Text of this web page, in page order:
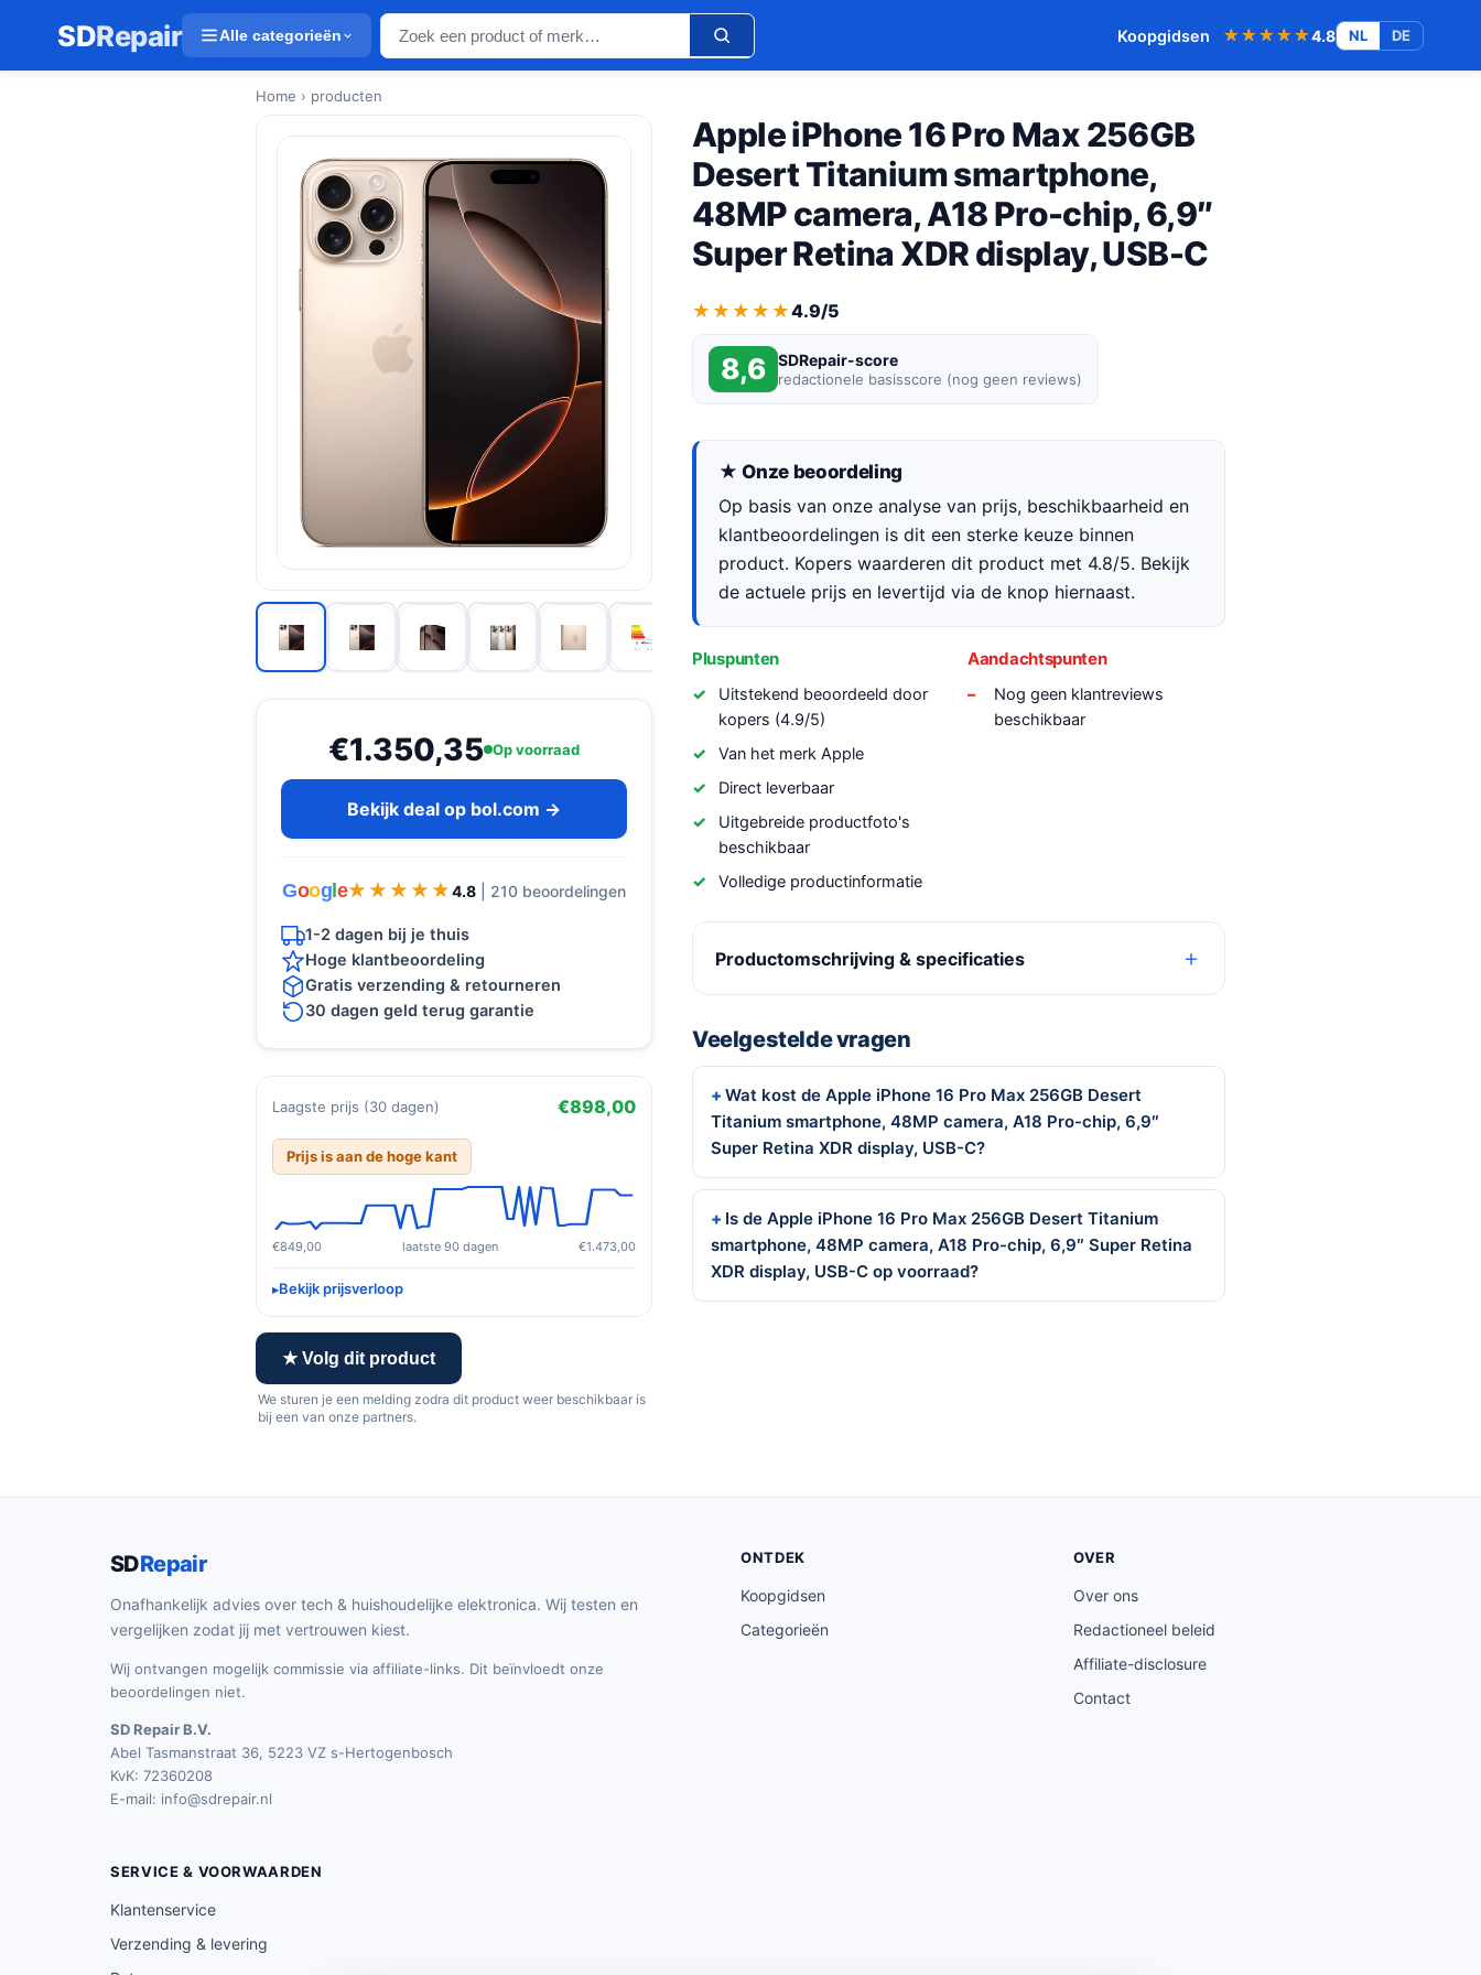
SDRepair Alle categorieën Koopgidsen ★★★★★
★★★★★4.8 NL DE
Home › producten
€1.350,35 Op voorraad
Bekijk deal op bol.com →
Goog e★★★★★
★★★★★ 4.8 | 210 beoordelingen
1-2 dagen bij je thuis
Hoge klantbeoordeling
Gratis verzending & retourneren
30 dagen geld terug garantie
Laagste prijs (30 dagen) €898,00
Prijs is aan de hoge kant
€849,00 laatste 90 dagen €1.473,00
Bekijk prijsverloop
★ Volg dit product
We sturen je een melding zodra dit product weer beschikbaar is
bij een van onze partners.
Apple iPhone 16 Pro Max 256GB
Desert Titanium smartphone,
48MP camera, A18 Pro-chip, 6,9″
Super Retina XDR display, USB-C
★★★★★
★★★★★4.9/5
8,6 SDRepair-score
redactionele basisscore (nog geen reviews)
★ Onze beoordeling
Op basis van onze analyse van prijs, beschikbaarheid en
klantbeoordelingen is dit een sterke keuze binnen
product. Kopers waarderen dit product met 4.8/5. Bekijk
de actuele prijs en levertijd via de knop hiernaast.
Pluspunten
Uitstekend beoordeeld door
kopers (4.9/5)
Van het merk Apple
Direct leverbaar
Uitgebreide productfoto's
beschikbaar
Volledige productinformatie
Aandachtspunten
Nog geen klantreviews
beschikbaar
Productomschrijving & specificaties
Veelgestelde vragen
Wat kost de Apple iPhone 16 Pro Max 256GB Desert
Titanium smartphone, 48MP camera, A18 Pro-chip, 6,9″
Super Retina XDR display, USB-C?
Is de Apple iPhone 16 Pro Max 256GB Desert Titanium
smartphone, 48MP camera, A18 Pro-chip, 6,9″ Super Retina
XDR display, USB-C op voorraad?
SDRepair
Onafhankelijk advies over tech & huishoudelijke elektronica. Wij testen en
vergelijken zodat jij met vertrouwen kiest.
Wij ontvangen mogelijk commissie via affiliate-links. Dit beïnvloedt onze
beoordelingen niet.
SD Repair B.V.
Abel Tasmanstraat 36, 5223 VZ s-Hertogenbosch
KvK: 72360208
E-mail: info@sdrepair.nl
ONTDEK
Koopgidsen
Categorieën
OVER
Over ons
Redactioneel beleid
Affiliate-disclosure
Contact
SERVICE & VOORWAARDEN
Klantenservice
Verzending & levering